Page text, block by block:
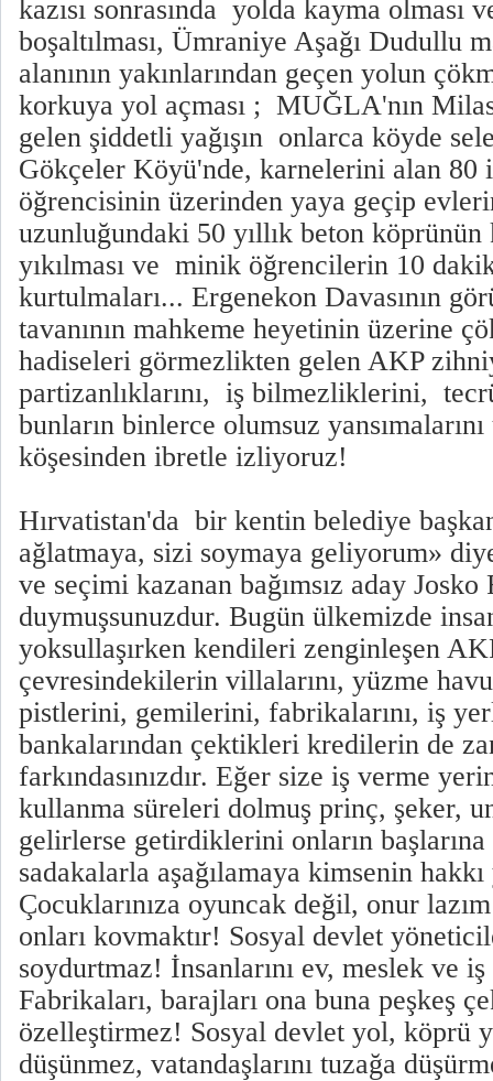
kazısı sonrasında yolda kayma olması
boşaltılması, Ümraniye Aşağı Dudullu
alanının yakınlarından geçen yolun
korkuya yol açması ; MUĞLA'nın
gelen şiddetli yağışın onlarca köyde
Gökçeler Köyü'nde, karnelerini alan 80
öğrencisinin üzerinden yaya geçip
uzunluğundaki 50 yıllık beton köprünün
yıkılması ve minik öğrencilerin 10
kurtulmaları... Ergenekon Davasının
tavanının mahkeme heyetinin üzerine
hadiseleri görmezlikten gelen AKP
partizanlıklarını, iş bilmezliklerini,
bunların binlerce olumsuz
köşesinden ibretle izliyoruz!
Hırvatistan'da bir kentin belediye
ağlatmaya, sizi soymaya geliyorum»
ve seçimi kazanan bağımsız aday
duymuşsunuzdur. Bugün ülkemizde
yoksullaşırken kendileri zenginleşen
çevresindekilerin villalarını, yüzme
pistlerini, gemilerini, fabrikalarını, iş
bankalarından çektikleri kredilerin de
farkındasınızdır. Eğer size iş verme
kullanma süreleri dolmuş prinç, şeker,
gelirlerse getirdiklerini onların
sadakalarla aşağılamaya kimsenin
Çocuklarınıza oyuncak değil, onur
onları kovmaktır! Sosyal devlet
soydurtmaz! İnsanlarını ev, meslek ve
Fabrikaları, barajları ona buna peşkeş
özelleştirmez! Sosyal devlet yol, köprü
düşünmez, vatandaşlarını tuzağa